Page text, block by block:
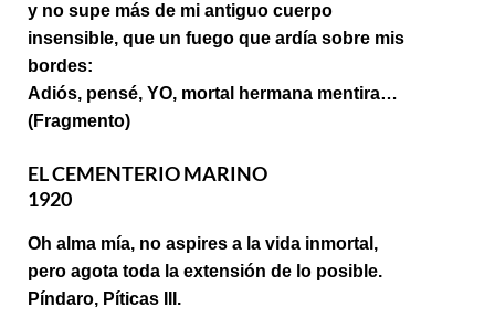
y no supe más de mi antiguo cuerpo
insensible, que un fuego que ardía sobre mis
bordes:
Adiós, pensé, YO, mortal hermana mentira…
(Fragmento)
EL CEMENTERIO MARINO
1920
Oh alma mía, no aspires a la vida inmortal,
pero agota toda la extensión de lo posible.
Píndaro, Píticas III.